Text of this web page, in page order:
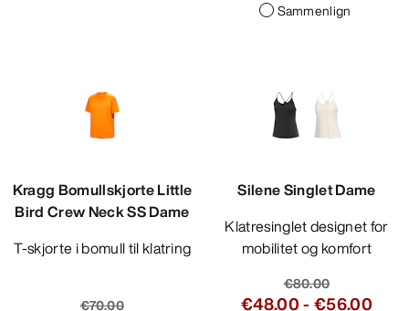
Sammenlign
Kragg Bomullskjorte Little
Bird Crew Neck SS Dame
T-skjorte i bomull til klatring
€70.00
Silene Singlet Dame
Klatresinglet designet for
mobilitet og komfort
€80.00
€48.00-€56.00